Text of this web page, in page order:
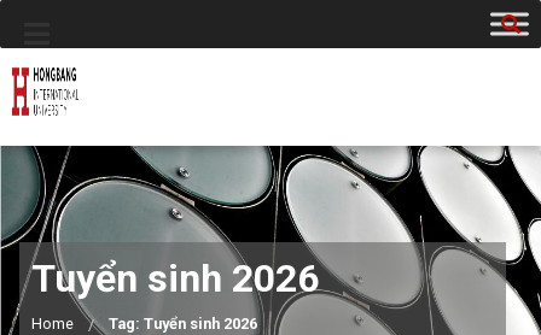
Tuyển sinh 2026
Home Tag: Tuyển sinh 2026